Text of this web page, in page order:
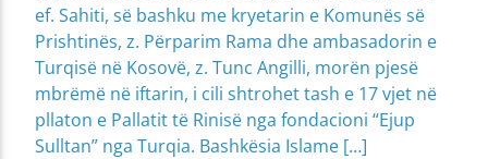
ef. Sahiti, së bashku me kryetarin e Komunës së
Prishtinës, z. Përparim Rama dhe ambasadorin e
Turqisë në Kosovë, z. Tunc Angilli, morën pjesë
mbrëmë në iftarin, i cili shtrohet tash e 17 vjet në
pllaton e Pallatit të Rinisë nga fondacioni “Ejup
Sulltan” nga Turqia. Bashkësia Islame […]